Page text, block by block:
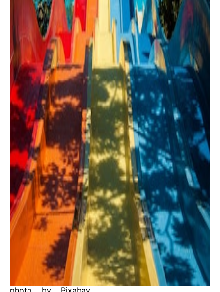
photo by Pixabay